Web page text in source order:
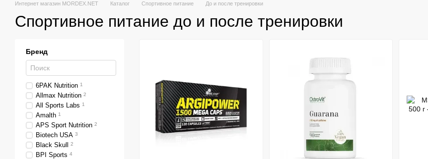
Интернет магазин MORDEX.NET Каталог Спортивное питание До и после тренировки
Спортивное питание до и после тренировки
Бренд
6PAK Nutrition 1
Allmax Nutrition 2
All Sports Labs 1
Amalth 1
APS Sport Nutrition 2
Biotech USA 3
Black Skull 2
BPI Sports 4